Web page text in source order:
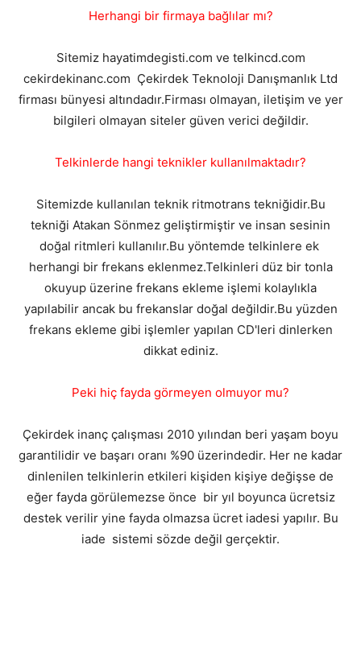
Herhangi bir firmaya bağlılar mı?
Sitemiz hayatimdegisti.com ve telkincd.com
cekirdekinanc.com Çekirdek Teknoloji Danışmanlık Ltd
firması bünyesi altındadır.Firması olmayan, iletişim ve yer
bilgileri olmayan siteler güven verici değildir.
Telkinlerde hangi teknikler kullanılmaktadır?
Sitemizde kullanılan teknik ritmotrans tekniğidir.Bu
tekniği Atakan Sönmez geliştirmiştir ve insan sesinin
doğal ritmleri kullanılır.Bu yöntemde telkinlere ek
herhangi bir frekans eklenmez.Telkinleri düz bir tonla
okuyup üzerine frekans ekleme işlemi kolaylıkla
yapılabilir ancak bu frekanslar doğal değildir.Bu yüzden
frekans ekleme gibi işlemler yapılan CD'leri dinlerken
dikkat ediniz.
Peki hiç fayda görmeyen olmuyor mu?
Çekirdek inanç çalışması 2010 yılından beri yaşam boyu
garantilidir ve başarı oranı %90 üzerindedir. Her ne kadar
dinlenilen telkinlerin etkileri kişiden kişiye değişse de
eğer fayda görülemezse önce bir yıl boyunca ücretsiz
destek verilir yine fayda olmazsa ücret iadesi yapılır. Bu
iade sistemi sözde değil gerçektir.